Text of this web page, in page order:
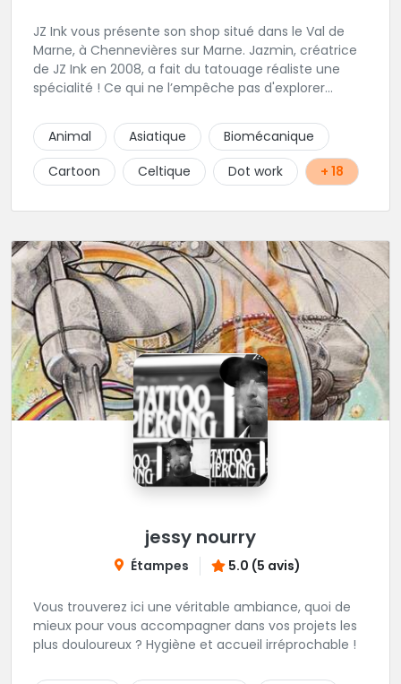
JZ Ink vous présente son shop situé dans le Val de
Marne, à Chennevières sur Marne. Jazmin, créatrice
de JZ Ink en 2008, a fait du tatouage réaliste une
spécialité ! Ce qui ne l’empêche pas d'explorer
finesse dans ses traits. A ses côtés, ses acolytes Otis
& Scylla sauront donner vie a vos projets
personnalisés et s'épanouissent dans un style
mêlant japonais, cartoon et illustrations. Sur place et
sympathique !
Animal Asiatique
Biomécanique
Cartoon
Celtique Dot work + 18
jessy nourry
Étampes 5.0 (5 avis)
Vous trouverez ici une véritable ambiance, quoi de
mieux pour vous accompagner dans vos projets les
plus douloureux ? Hygiène et accueil irréprochable !